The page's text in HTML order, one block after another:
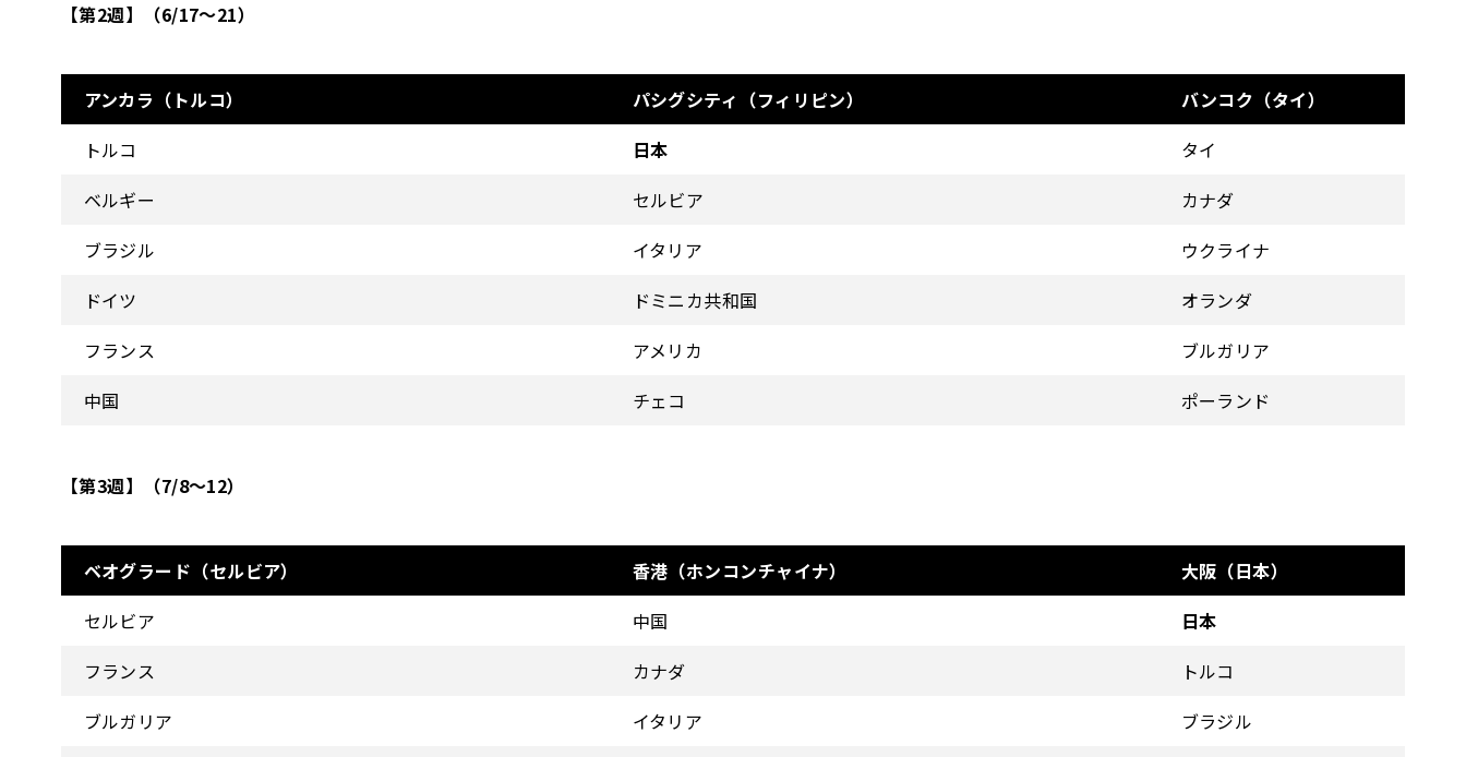
【第2週】（6/17～21）
アンカラ（トルコ） パシグシティ（フィリピン）
バンコク（タイ）
トルコ
日本
タイ
ベルギー
セルビア
カナダ
ブラジル
イタリア
ウクライナ
ドイツ
ドミニカ共和国
オランダ
フランス
アメリカ
ブルガリア
中国
チェコ ポーランド
【第3週】（7/8～12）
ベオグラード（セルビア） 香港（ホンコンチャイナ）
大阪（日本）
セルビア
中国
日本
フランス
カナダ
トルコ
ブルガリア
イタリア
ブラジル